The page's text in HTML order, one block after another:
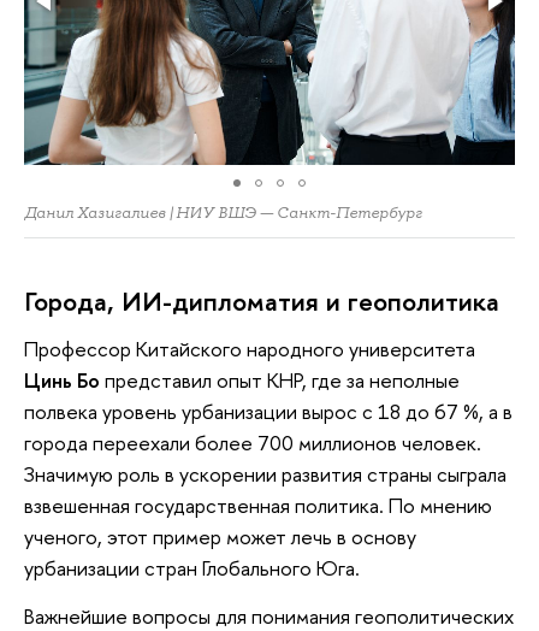
Данил Хазигалиев | НИУ ВШЭ — Санкт-Петербург
Города, ИИ-дипломатия и геополитика
Профессор Китайского народного университета
Цинь Бо представил опыт КНР, где за неполные
полвека уровень урбанизации вырос с 18 до 67 %, а в
города переехали более 700 миллионов человек.
Значимую роль в ускорении развития страны сыграла
взвешенная государственная политика. По мнению
ученого, этот пример может лечь в основу
урбанизации стран Глобального Юга.
Важнейшие вопросы для понимания геополитических